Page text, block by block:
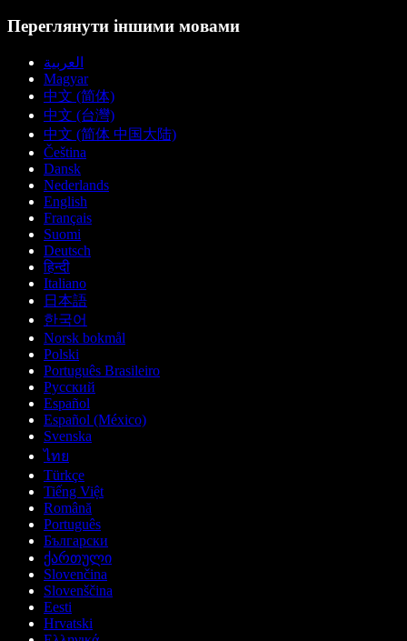
Переглянути іншими мовами
العربية
Magyar
中文 (简体)
中文 (台灣)
中文 (简体 中国大陆)
Čeština
Dansk
Nederlands
English
Français
Suomi
Deutsch
हिन्दी
Italiano
日本語
한국어
Norsk bokmål
Polski
Português Brasileiro
Русский
Español
Español (México)
Svenska
ไทย
Türkçe
Tiếng Việt
Română
Português
Български
ქართული
Slovenčina
Slovenščina
Eesti
Hrvatski